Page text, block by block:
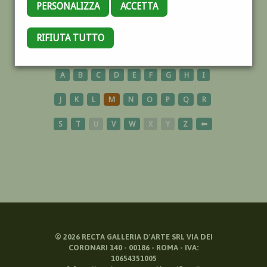
PERSONALIZZA ACCETTA
RIFIUTA TUTTO
CAVALLI
A B C D E F G H I
J K L M N O P Q R
S T U V W X Y Z ⬅
© 2026RECTA GALLERIA D'ARTE SRL VIA DEI
CORONARI 140 - 00186 - ROMA - IVA:
10654351005